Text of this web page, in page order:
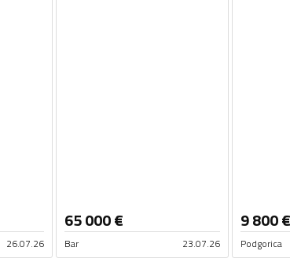
26.07.26
65 000€
Bar 23.07.26
9 800€
Podgorica